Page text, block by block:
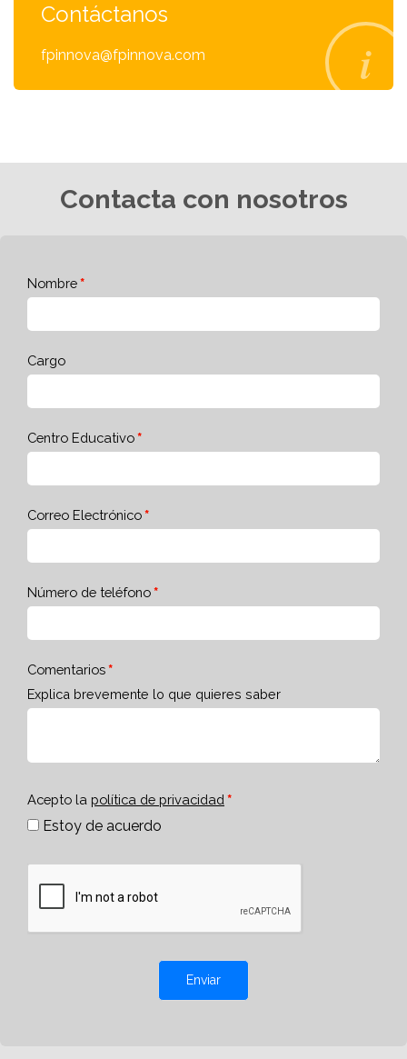
Contáctanos
fpinnova@fpinnova.com
Contacta con nosotros
Nombre
Cargo
Centro Educativo
Correo Electrónico
Número de teléfono
Comentarios
Explica brevemente lo que quieres saber
Acepto la política de privacidad
Estoy de acuerdo
Enviar